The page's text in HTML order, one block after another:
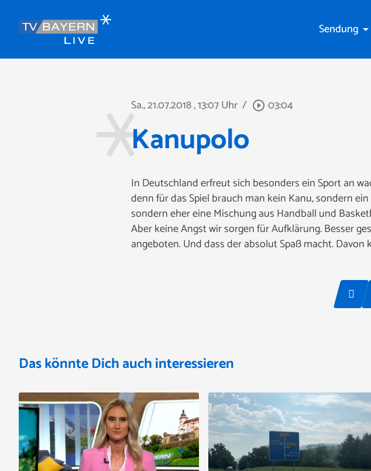
Sendung arrow_drop_down
Sa., 21.07.2018, 13:07 Uhr / play_circle_outline 03:04
Kanupolo
In Deutschland erfreut sich besonders ein Sport an
denn für das Spiel brauch man kein Kanu, sondern
sondern eher eine Mischung aus Handball und
Aber keine Angst wir sorgen für Aufklärung. Besser
angeboten. Und dass der absolut Spaß macht.
Das könnte Dich auch interessieren